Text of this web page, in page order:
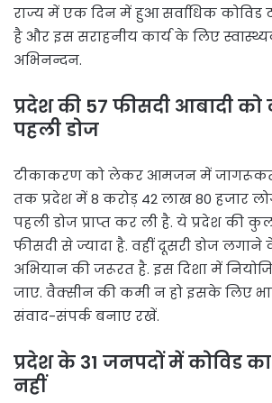
राज्य में एक दिन में हुआ सर्वाधिक कोविड
है और इस सराहनीय कार्य के लिए
अभिनन्दन.
प्रदेश की 57 फीसदी आबादी
पहली डोज
टीकाकरण को लेकर आमजन में
तक प्रदेश में 8 करोड़ 42 लाख 80 हजार
पहली डोज प्राप्त कर ली है. ये प्रदेश की
फीसदी से ज्यादा है. वहीं दूसरी डोज
अभियान की जरूरत है. इस दिशा में
जाए. वैक्सीन की कमी न हो इसके लिए
संवाद-संपर्क बनाए रखें.
प्रदेश के 31 जनपदों में कोविड
नहीं